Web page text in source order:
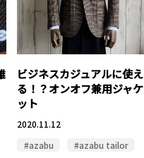
ビジネスカジュアルに使え
る！？オンオフ兼用ジャケ
ット
2020.11.12
#azabu
#azabu tailor